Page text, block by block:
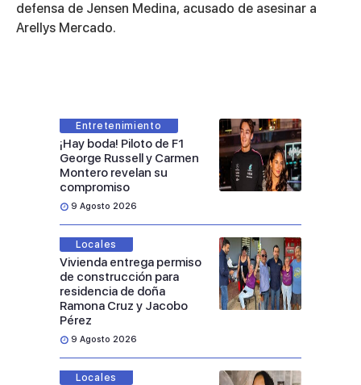
of
17
minutes,
defensa de Jensen Medina, acusado de asesinar a
Arellys Mercado.
Entretenimiento
¡Hay boda! Piloto de F1
George Russell y Carmen
Montero revelan su
compromiso
9 Agosto 2026
Locales
Vivienda entrega permiso
de construcción para
residencia de doña
Ramona Cruz y Jacobo
Pérez
9 Agosto 2026
Locales